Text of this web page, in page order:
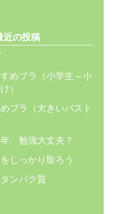
近の投稿
めブラ（小学生～小
）
ブラ（大きいバスト
、勉強大丈夫？
しっかり取ろう
ンパク質